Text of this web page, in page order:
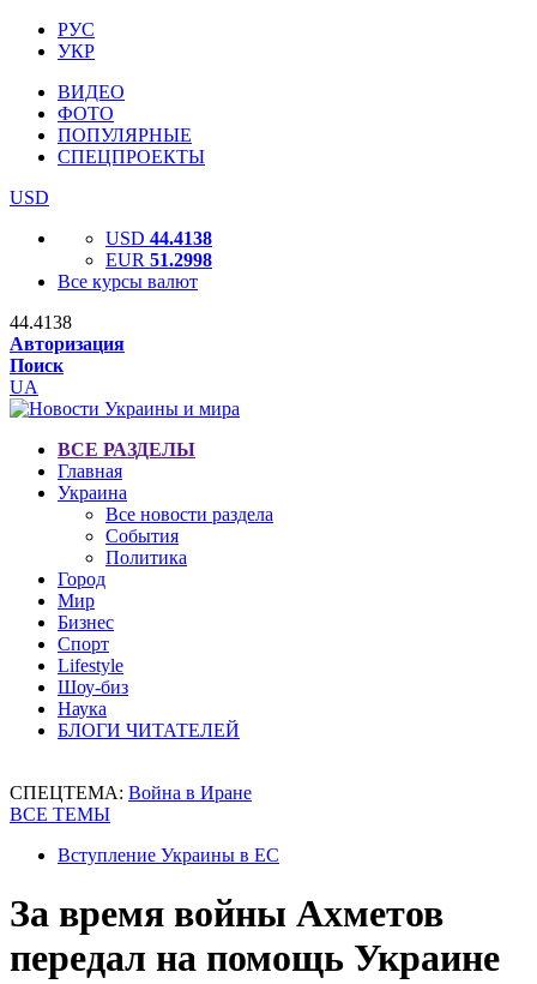
РУС
УКР
ВИДЕО
ФОТО
ПОПУЛЯРНЫЕ
СПЕЦПРОЕКТЫ
USD
USD 44.4138
EUR 51.2998
Все курсы валют
44.4138
Авторизация
Поиск
UA
ВСЕ РАЗДЕЛЫ
Главная
Украина
Все новости раздела
События
Политика
Город
Мир
Бизнес
Спорт
Lifestyle
Шоу-биз
Наука
БЛОГИ ЧИТАТЕЛЕЙ
СПЕЦТЕМА: Война в Иране
ВСЕ ТЕМЫ
Вступление Украины в ЕС
За время войны Ахметов
передал на помощь Украине